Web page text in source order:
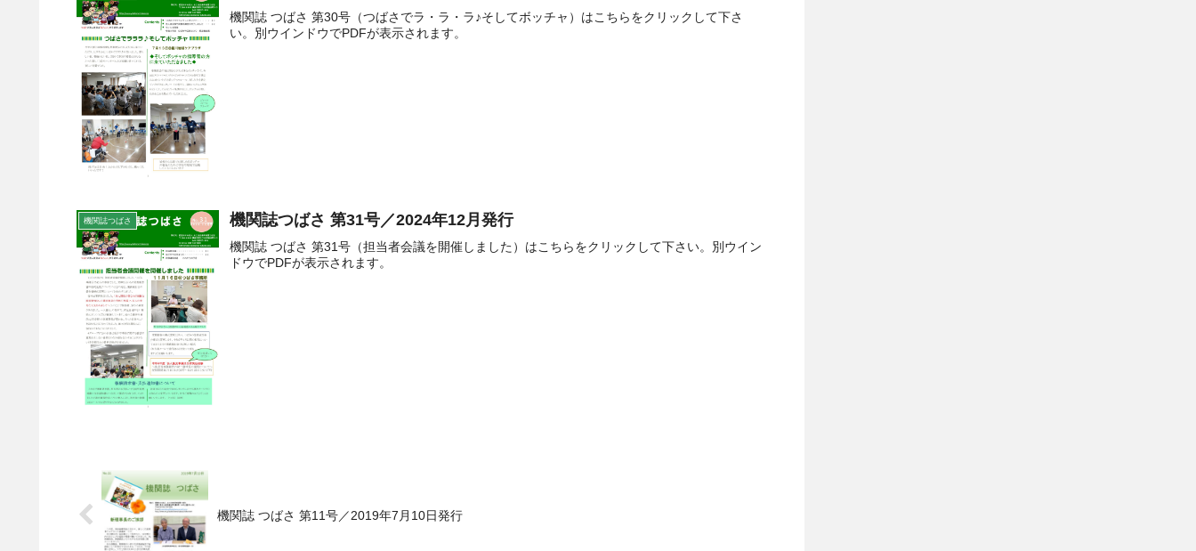
機関誌 つばさ 第30号（つばさでラ・ラ・ラ♪そしてボッチャ）はこちらをクリックして下さ
い。別ウインドウでPDFが表示されます。
機関誌つばさ 機関誌つばさ 第31号／2024年12月発行
機関誌 つばさ 第31号（担当者会議を開催しました）はこちらをクリックして下さい。別ウイン
ドウでPDFが表示されます。
機関誌 つばさ 第11号／2019年7月10日発行